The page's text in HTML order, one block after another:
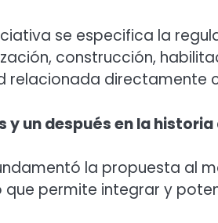
se especifica la
construcción,
directamente
y un después en la
la propuesta al
permite integrar y